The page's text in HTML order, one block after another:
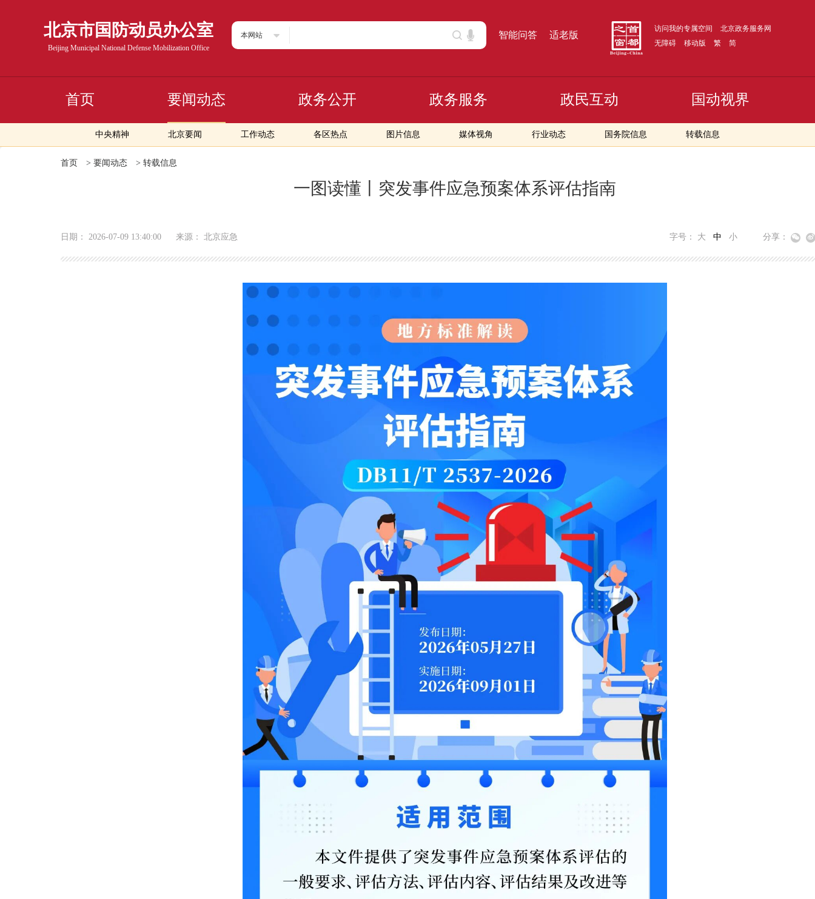
北京市国防动员办公室
Beijing Municipal National Defense Mobilization Office
本网站 智能问答 适老版
访问我的专属空间
北京政务服务网
无障碍
移动版 繁 简
首页 要闻动态
中央精神 北京要闻 工作动态 各区热点 图片信息 媒体视角 行业动态 国务院信息 转载信息
政务公开 政务服务 政民互动 国动视界
首页 > 要闻动态 > 转载信息
一图读懂丨突发事件应急预案体系评估指南
日期： 2026-07-09 13:40:00 来源： 北京应急 字号： 大 中 小 分享：